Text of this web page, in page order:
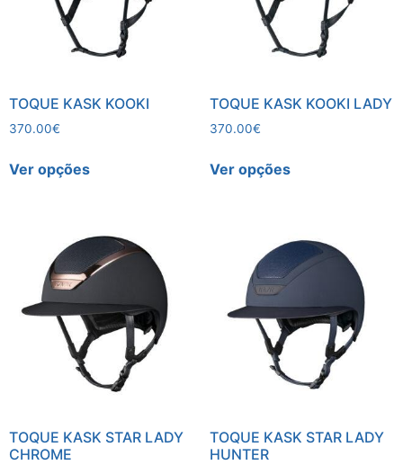
TOQUE KASK KOOKI
370.00€
Ver opções
TOQUE KASK KOOKI LADY
370.00€
Ver opções
TOQUE KASK STAR LADY
CHROME
TOQUE KASK STAR LADY
HUNTER